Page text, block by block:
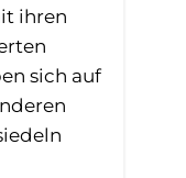
ihren
sich auf